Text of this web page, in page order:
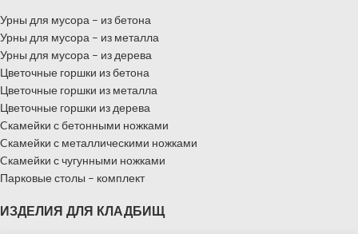
Урны для мусора – из бетона
Урны для мусора – из металла
Урны для мусора – из дерева
Цветочные горшки из бетона
Цветочные горшки из металла
Цветочные горшки из дерева
Cкамейки с бетонными ножками
Cкамейки с металлическими ножками
Cкамейки с чугунными ножками
Парковые столы – комплект
ИЗДЕЛИЯ ДЛЯ КЛАДБИЩ